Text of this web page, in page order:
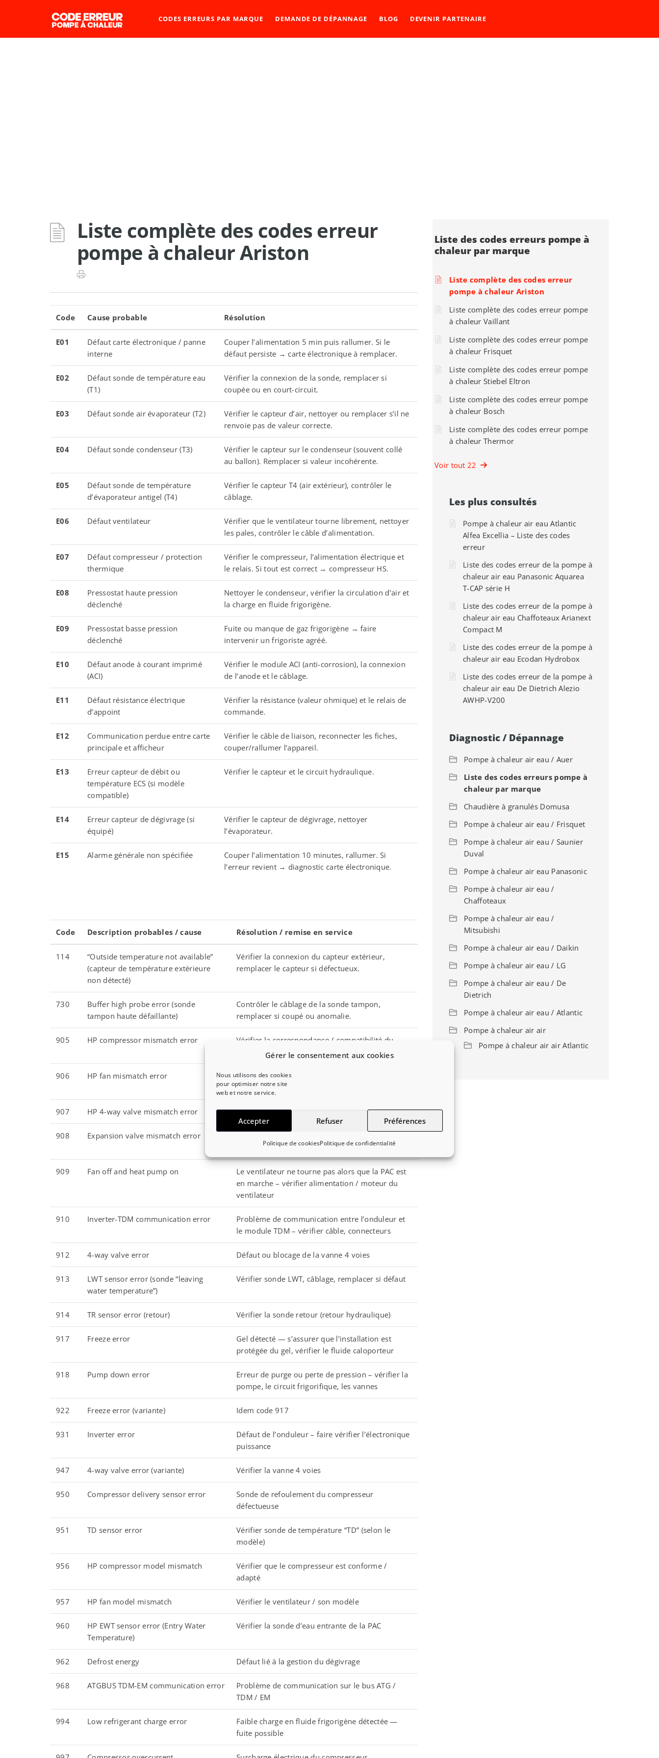
Gérer le consentement aux cookies
Nous utilisons des cookies
pour optimiser notre site
web et notre service.
Accepter Refuser Préférences
Politique de cookiesPolitique de confidentialité
CODES ERREURS PAR MARQUE DEMANDE DE DÉPANNAGE BLOG DEVENIR PARTENAIRE
Liste complète des codes erreur
pompe à chaleur Ariston
Code Cause probable Résolution
E01
Défaut carte électronique / panne
interne
Couper l’alimentation 5 min puis rallumer. Si le
défaut persiste → carte électronique à remplacer.
E02
Défaut sonde de température eau
(T1)
Vérifier la connexion de la sonde, remplacer si
coupée ou en court-circuit.
E03 Défaut sonde air évaporateur (T2)
Vérifier le capteur d’air, nettoyer ou remplacer s’il ne
renvoie pas de valeur correcte.
E04 Défaut sonde condenseur (T3)
Vérifier le capteur sur le condenseur (souvent collé
au ballon). Remplacer si valeur incohérente.
E05
Défaut sonde de température
d’évaporateur antigel (T4)
Vérifier le capteur T4 (air extérieur), contrôler le
câblage.
E06 Défaut ventilateur
Vérifier que le ventilateur tourne librement, nettoyer
les pales, contrôler le câble d’alimentation.
E07
Défaut compresseur / protection
thermique
Vérifier le compresseur, l’alimentation électrique et
le relais. Si tout est correct → compresseur HS.
E08
Pressostat haute pression
déclenché
Nettoyer le condenseur, vérifier la circulation d’air et
la charge en fluide frigorigène.
E09
Pressostat basse pression
déclenché
Fuite ou manque de gaz frigorigène → faire
intervenir un frigoriste agréé.
E10
Défaut anode à courant imprimé
(ACI)
Vérifier le module ACI (anti-corrosion), la connexion
de l’anode et le câblage.
E11
Défaut résistance électrique
d’appoint
Vérifier la résistance (valeur ohmique) et le relais de
commande.
E12
Communication perdue entre carte
principale et afficheur
Vérifier le câble de liaison, reconnecter les fiches,
couper/rallumer l’appareil.
E13
Erreur capteur de débit ou
température ECS (si modèle
compatible)
Vérifier le capteur et le circuit hydraulique.
E14
Erreur capteur de dégivrage (si
équipé)
Vérifier le capteur de dégivrage, nettoyer
l’évaporateur.
E15 Alarme générale non spécifiée
Couper l’alimentation 10 minutes, rallumer. Si
l’erreur revient → diagnostic carte électronique.
Code Description probables / cause Résolution / remise en service
114
“Outside temperature not available”
(capteur de température extérieure
non détecté)
Vérifier la connexion du capteur extérieur,
remplacer le capteur si défectueux.
730
Buffer high probe error (sonde
tampon haute défaillante)
Contrôler le câblage de la sonde tampon,
remplacer si coupé ou anomalie.
905 HP compressor mismatch error
Vérifier la correspondance / compatibilité du
compresseur, intervention du service technique.
906 HP fan mismatch error
Vérifier le ventilateur (moteur, câblage),
remplacer si nécessaire.
907 HP 4-way valve mismatch error Vérifier la vanne 4 voies (mécanisme, câblage)
908 Expansion valve mismatch error
d’expansion
909 Fan off and heat pump on
Le ventilateur ne tourne pas alors que la PAC est
en marche – vérifier alimentation / moteur du
ventilateur
910 Inverter-TDM communication error
Problème de communication entre l’onduleur et
le module TDM – vérifier câble, connecteurs
912 4-way valve error Défaut ou blocage de la vanne 4 voies
913
LWT sensor error (sonde “leaving
water temperature”)
Vérifier sonde LWT, câblage, remplacer si défaut
914 TR sensor error (retour) Vérifier la sonde retour (retour hydraulique)
917 Freeze error
Gel détecté — s’assurer que l’installation est
protégée du gel, vérifier le fluide caloporteur
918 Pump down error
Erreur de purge ou perte de pression – vérifier la
pompe, le circuit frigorifique, les vannes
922 Freeze error (variante) Idem code 917
931 Inverter error
Défaut de l’onduleur – faire vérifier l’électronique
puissance
947 4-way valve error (variante) Vérifier la vanne 4 voies
950 Compressor delivery sensor error
Sonde de refoulement du compresseur
défectueuse
951 TD sensor error
Vérifier sonde de température “TD” (selon le
modèle)
956 HP compressor model mismatch
Vérifier que le compresseur est conforme /
adapté
957 HP fan model mismatch Vérifier le ventilateur / son modèle
960
HP EWT sensor error (Entry Water
Temperature)
Vérifier la sonde d’eau entrante de la PAC
962 Defrost energy Défaut lié à la gestion du dégivrage
968 ATGBUS TDM-EM communication error
Problème de communication sur le bus ATG /
TDM / EM
994 Low refrigerant charge error
Faible charge en fluide frigorigène détectée —
fuite possible
Liste des codes erreurs pompe à
chaleur par marque
Liste complète des codes erreur
pompe à chaleur Ariston
Liste complète des codes erreur pompe
à chaleur Vaillant
Liste complète des codes erreur pompe
à chaleur Frisquet
Liste complète des codes erreur pompe
à chaleur Stiebel Eltron
Liste complète des codes erreur pompe
à chaleur Bosch
Liste complète des codes erreur pompe
à chaleur Thermor
Voir tout 22
Les plus consultés
Pompe à chaleur air eau Atlantic
Alfea Excellia – Liste des codes
erreur
Liste des codes erreur de la pompe à
chaleur air eau Panasonic Aquarea
T-CAP série H
Liste des codes erreur de la pompe à
chaleur air eau Chaffoteaux Arianext
Compact M
Liste des codes erreur de la pompe à
chaleur air eau Ecodan Hydrobox
Liste des codes erreur de la pompe à
chaleur air eau De Dietrich Alezio
AWHP-V200
Diagnostic / Dépannage
Pompe à chaleur air eau / Auer
Liste des codes erreurs pompe à
chaleur par marque
Chaudière à granulés Domusa
Pompe à chaleur air eau / Frisquet
Pompe à chaleur air eau / Saunier
Duval
Pompe à chaleur air eau Panasonic
Pompe à chaleur air eau /
Chaffoteaux
Pompe à chaleur air eau /
Mitsubishi
Pompe à chaleur air eau / Daikin
Pompe à chaleur air eau / LG
Pompe à chaleur air eau / De
Dietrich
Pompe à chaleur air eau / Atlantic
Pompe à chaleur air air
Pompe à chaleur air air Atlantic